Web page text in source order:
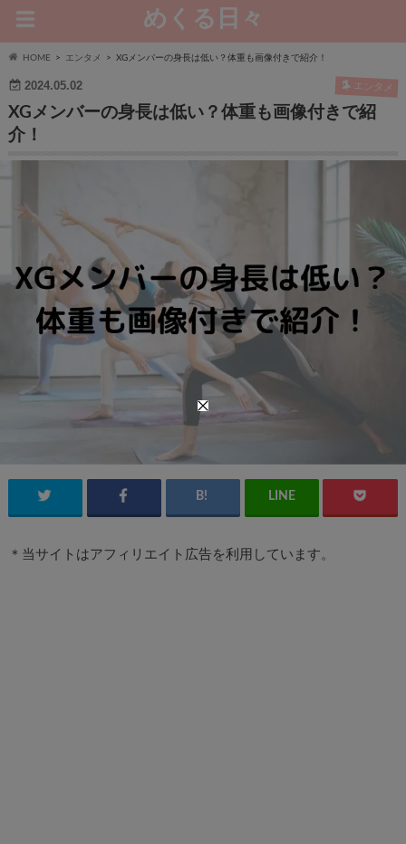
めくる日々
HOME エンタメ XGメンバーの身長は低い？体重も画像付きで紹介！
2024.05.02 エンタメ
XGメンバーの身長は低い？体重も画像付きで紹
介！
＊当サイトはアフィリエイト広告を利用しています。